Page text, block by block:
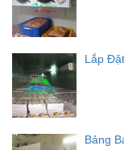
Lắp
Bảng